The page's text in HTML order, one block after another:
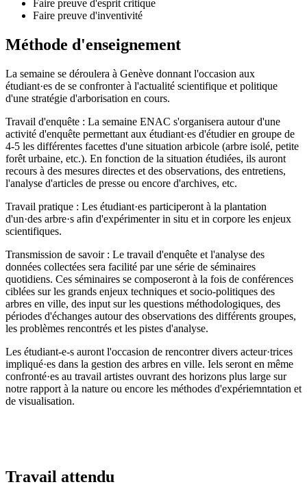
Faire preuve d'esprit critique
Faire preuve d'inventivité
Méthode d'enseignement
La semaine se déroulera à Genève donnant l'occasion aux
étudiant·es de se confronter à l'actualité scientifique et politique
d'une stratégie d'arborisation en cours.
Travail d'enquête : La semaine ENAC s'organisera autour d'une
activité d'enquête permettant aux étudiant·es d'étudier en groupe de
4-5 les différentes facettes d'une situation arbicole (arbre isolé, petite
forêt urbaine, etc.). En fonction de la situation étudiées, ils auront
recours à des mesures directes et des observations, des entretiens,
l'analyse d'articles de presse ou encore d'archives, etc.
Travail pratique : Les étudiant·es participeront à la plantation
d'un·des arbre·s afin d'expérimenter in situ et in corpore les enjeux
scientifiques.
Transmission de savoir : Le travail d'enquête et l'analyse des
données collectées sera facilité par une série de séminaires
quotidiens. Ces séminaires se composeront à la fois de conférences
ciblées sur les grands enjeux techniques et socio-politiques des
arbres en ville, des input sur les questions méthodologiques, des
périodes d'échanges autour des observations des différents groupes,
les problèmes rencontrés et les pistes d'analyse.
Les étudiant-e-s auront l'occasion de rencontrer divers acteur·trices
impliqué·es dans la gestion des arbres en ville. Iels seront en même
confronté·es au travail artistes ouvrant des horizons plus large sur
notre rapport à la nature ou encore les méthodes d'expériemntation et
de visualisation.
Travail attendu